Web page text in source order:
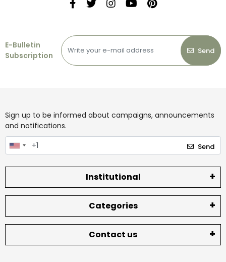
E-Bulletin
Subscription
Send
Sign up to be informed about campaigns, announcements
and notifications.
Send
Institutional
Categories
Contact us